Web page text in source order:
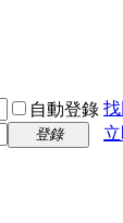
自動登錄
登錄